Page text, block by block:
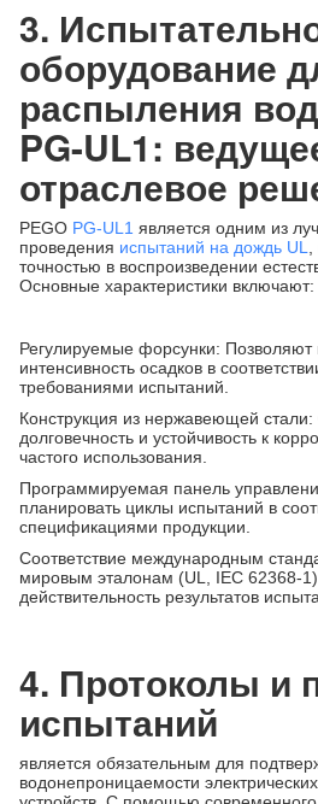
3.
оборудование
распыления
PG-UL1:
отраслевое
PEGO PG-UL1 является одним из
проведения испытаний на дождь UL
точностью в воспроизведении
Основные характеристики включают:
Регулируемые форсунки: Позволяют
интенсивность осадков в
требованиями испытаний.
Конструкция из нержавеющей
долговечность и устойчивость к
частого использования.
Программируемая панель
планировать циклы испытаний в
спецификациями продукции.
Соответствие международным
мировым эталонам (UL, IEC 62368-
действительность результатов
4. Протоколы и
испытаний
является обязательным для
водонепроницаемости